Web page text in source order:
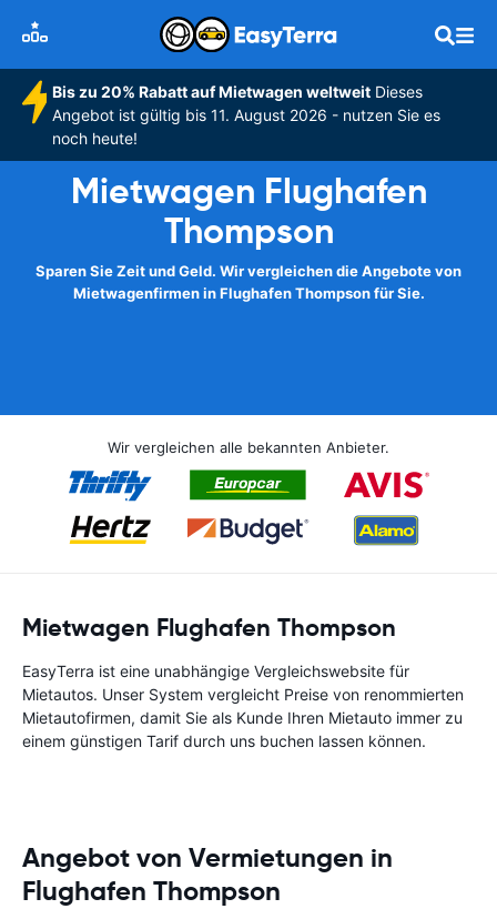
Bis zu 20% Rabatt auf Mietwagen weltweitDieses
Angebot ist gültig bis 11. August 2026 - nutzen Sie es
noch heute!
Mietwagen Flughafen
Thompson
Sparen Sie Zeit und Geld. Wir vergleichen die Angebote von
Mietwagenfirmen in Flughafen Thompson für Sie.
Wir vergleichen alle bekannten Anbieter.
Mietwagen Flughafen Thompson
EasyTerra ist eine unabhängige Vergleichswebsite für
Mietautos. Unser System vergleicht Preise von renommierten
Mietautofirmen, damit Sie als Kunde Ihren Mietauto immer zu
einem günstigen Tarif durch uns buchen lassen können.
Angebot von Vermietungen in
Flughafen Thompson